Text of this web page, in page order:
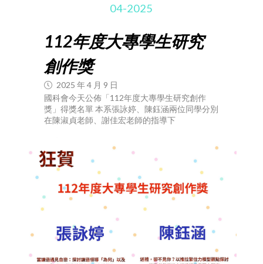
04-2025
112年度大專學生研究
創作獎
2025 年 4 月 9 日
國科會今天公佈「112年度大專學生研究創作
獎」得獎名單 本系張詠婷、陳鈺涵兩位同學分別
在陳淑貞老師、謝佳宏老師的指導下